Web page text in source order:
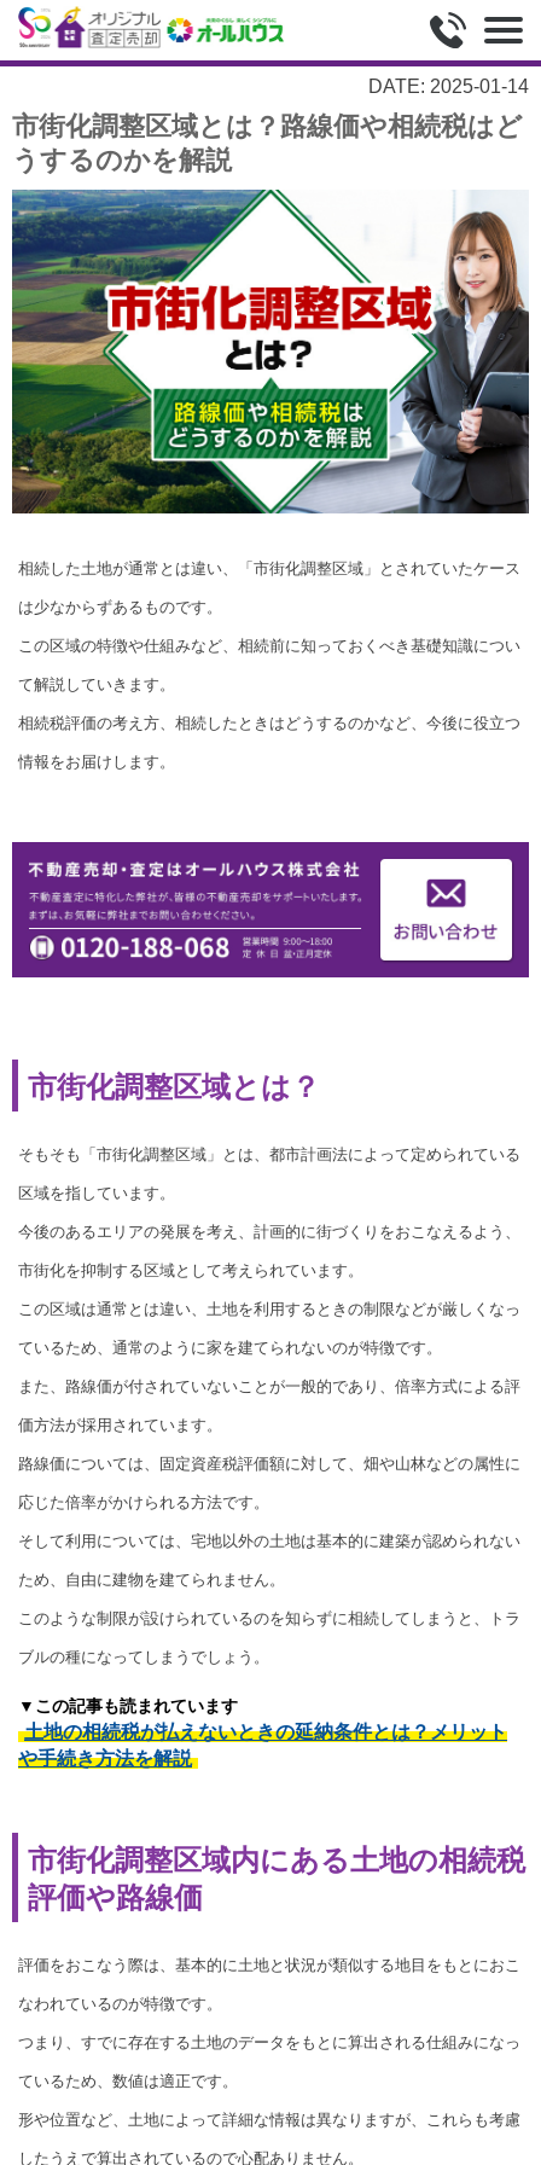
DATE: 2025-01-14
市街化調整区域とは？路線価や相続税はど
うするのかを解説
相続した土地が通常とは違い、「市街化調整区域」とされていたケース
は少なからずあるものです。
この区域の特徴や仕組みなど、相続前に知っておくべき基礎知識につい
て解説していきます。
相続税評価の考え方、相続したときはどうするのかなど、今後に役立つ
情報をお届けします。
市街化調整区域とは？
そもそも「市街化調整区域」とは、都市計画法によって定められている
区域を指しています。
今後のあるエリアの発展を考え、計画的に街づくりをおこなえるよう、
市街化を抑制する区域として考えられています。
この区域は通常とは違い、土地を利用するときの制限などが厳しくなっ
ているため、通常のように家を建てられないのが特徴です。
また、路線価が付されていないことが一般的であり、倍率方式による評
価方法が採用されています。
路線価については、固定資産税評価額に対して、畑や山林などの属性に
応じた倍率がかけられる方法です。
そして利用については、宅地以外の土地は基本的に建築が認められない
ため、自由に建物を建てられません。
このような制限が設けられているのを知らずに相続してしまうと、トラ
ブルの種になってしまうでしょう。
▼この記事も読まれています
土地の相続税が払えないときの延納条件とは？メリット
や手続き方法を解説
市街化調整区域内にある土地の相続税
評価や路線価
評価をおこなう際は、基本的に土地と状況が類似する地目をもとにおこ
なわれているのが特徴です。
つまり、すでに存在する土地のデータをもとに算出される仕組みになっ
ているため、数値は適正です。
形や位置など、土地によって詳細な情報は異なりますが、これらも考慮
したうえで算出されているので心配ありません。